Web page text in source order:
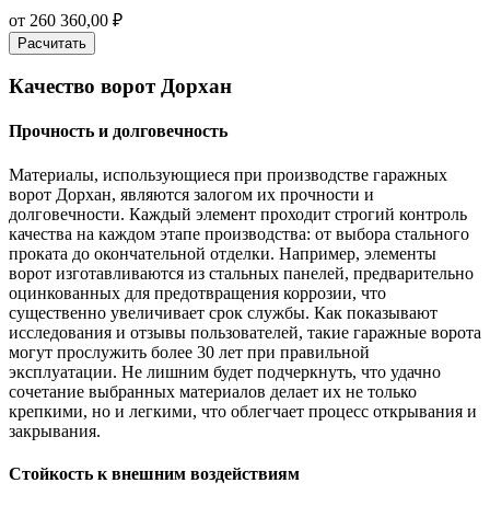
от 260 360,00 ₽
Расчитать
Качество ворот Дорхан
Прочность и долговечность
Материалы, использующиеся при производстве гаражных
ворот Дорхан, являются залогом их прочности и
долговечности. Каждый элемент проходит строгий контроль
качества на каждом этапе производства: от выбора стального
проката до окончательной отделки. Например, элементы
ворот изготавливаются из стальных панелей, предварительно
оцинкованных для предотвращения коррозии, что
существенно увеличивает срок службы. Как показывают
исследования и отзывы пользователей, такие гаражные ворота
могут прослужить более 30 лет при правильной
эксплуатации. Не лишним будет подчеркнуть, что удачно
сочетание выбранных материалов делает их не только
крепкими, но и легкими, что облегчает процесс открывания и
закрывания.
Стойкость к внешним воздействиям